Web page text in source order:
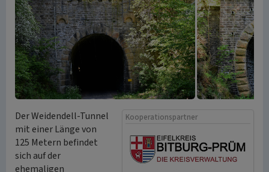
Kooperationspartner
Der Weidendell-Tunnel
mit einer Länge von
125 Metern befindet
sich auf der
ehemaligen